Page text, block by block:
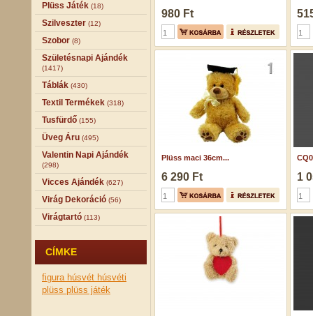
Plüss Játék (18)
Szilveszter (12)
Szobor (8)
Születésnapi Ajándék
(1417)
Táblák (430)
Textil Termékek (318)
Tusfürdő (155)
Üveg Áru (495)
Valentin Napi Ajándék
(298)
Vicces Ajándék (627)
Virág Dekoráció (56)
Virágtartó (113)
CÍMKE
figura húsvét húsvéti
plüss plüss játék
980 Ft
Plüss maci 36cm...
6 290 Ft 1